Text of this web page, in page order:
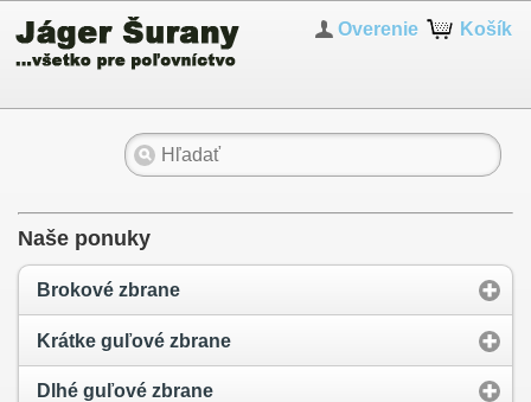
Košík
Overenie
Naše ponuky
Brokové zbrane
Krátke guľové zbrane
Dlhé guľové zbrane